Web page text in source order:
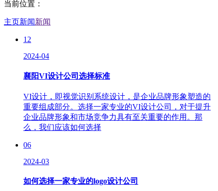
当前位置：
主页新闻新闻
12
2024-04
襄阳VI设计公司选择标准
VI设计，即视觉识别系统设计，是企业品牌形象塑造的
重要组成部分。选择一家专业的VI设计公司，对于提升
企业品牌形象和市场竞争力具有至关重要的作用。那
么，我们应该如何选择
06
2024-03
如何选择一家专业的logo设计公司